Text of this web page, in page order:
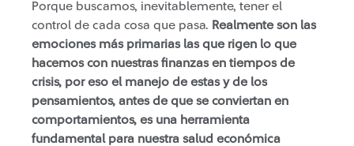
Porque buscamos, inevitablemente, tener el
control de cada cosa que pasa. Realmente son las
emociones más primarias las que rigen lo que
hacemos con nuestras finanzas en tiempos de
crisis, por eso el manejo de estas y de los
pensamientos, antes de que se conviertan en
comportamientos, es una herramienta
fundamental para nuestra salud económica